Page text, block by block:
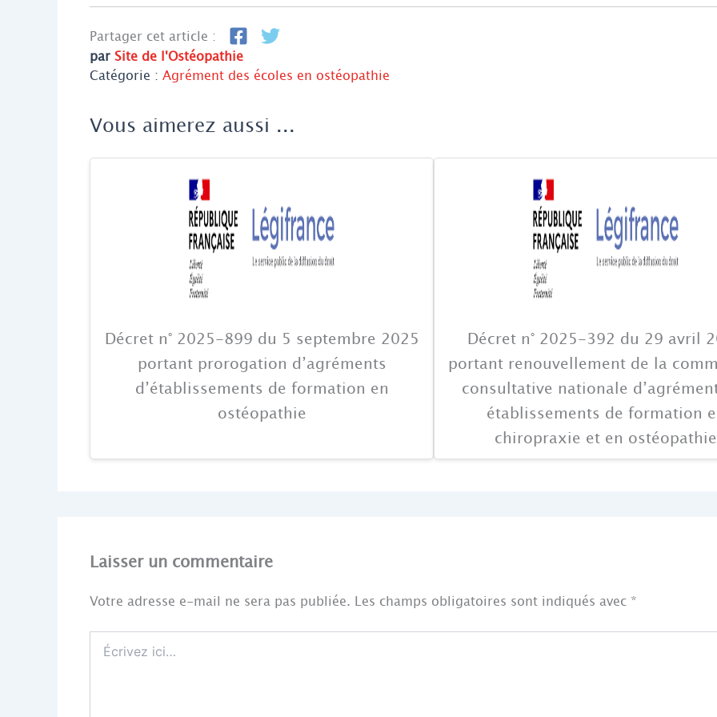
Partager cet article :
par Site de l'Ostéopathie
Catégorie : Agrément des écoles en ostéopathie
Vous aimerez aussi ...
Décret n° 2025-899 du 5 septembre 2025
portant prorogation d’agréments
d’établissements de formation en
ostéopathie
Décret n° 2025-392 du 29 avril
portant renouvellement de la
consultative nationale
établissements de formation
chiropraxie et en ostéopathie
Laisser un commentaire
Votre adresse e-mail ne sera pas publiée. Les champs obligatoires sont indiqués avec *
Écrivez
ici…